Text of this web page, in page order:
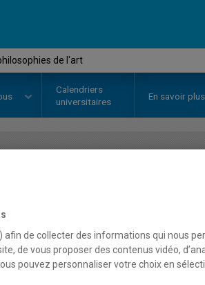
de l'art
Calendriers
universitaires
En savoir plus
Théories de
de l'art
Horaire - Été 2026 Horaire -
afin de collecter des informations qui nous
de vous proposer des contenus vidéo,
pouvez personnaliser votre choix en